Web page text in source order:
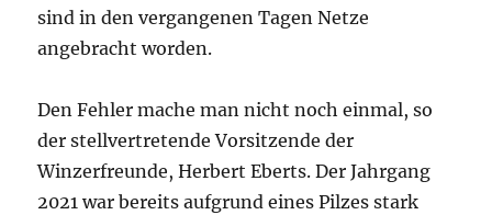
sind in den vergangenen Tagen Netze
angebracht worden.
Den Fehler mache man nicht noch einmal, so
der stellvertretende Vorsitzende der
Winzerfreunde, Herbert Eberts. Der Jahrgang
2021 war bereits aufgrund eines Pilzes stark